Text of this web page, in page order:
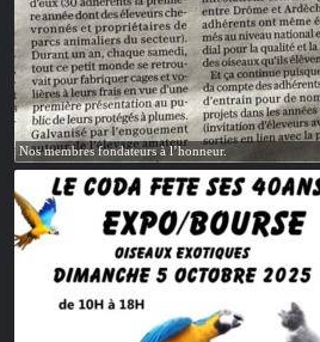
Nos membres fondateurs à l’honneur.